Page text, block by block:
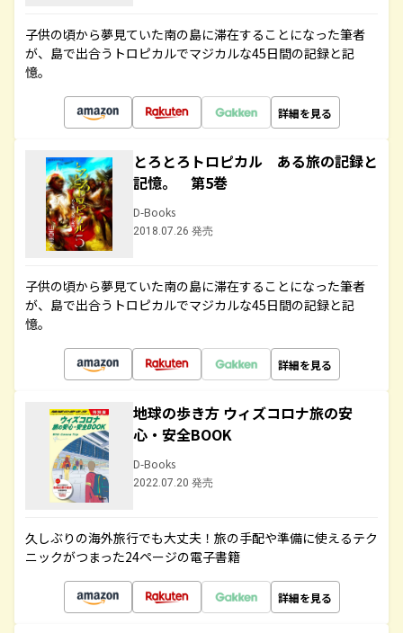
子供の頃から夢見ていた南の島に滞在することになった筆者
が、島で出合うトロピカルでマジカルな45日間の記録と記
憶。
詳細を見る
とろとろトロピカル ある旅の記録と
記憶。 第5巻
D-Books
2018.07.26 発売
子供の頃から夢見ていた南の島に滞在することになった筆者
が、島で出合うトロピカルでマジカルな45日間の記録と記
憶。
詳細を見る
地球の歩き方 ウィズコロナ旅の安
心・安全BOOK
D-Books
2022.07.20 発売
久しぶりの海外旅行でも大丈夫！旅の手配や準備に使えるテク
ニックがつまった24ページの電子書籍
詳細を見る